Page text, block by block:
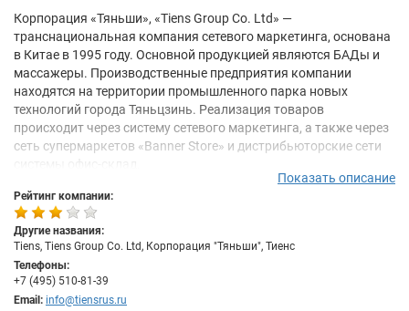
Корпорация «Тяньши», «Tiens Group Co. Ltd» —
транснациональная компания сетевого маркетинга, основана
в Китае в 1995 году. Основной продукцией являются БАДы и
массажеры. Производственные предприятия компании
находятся на территории промышленного парка новых
технологий города Тяньцзинь. Реализация товаров
происходит через систему сетевого маркетинга, а также через
сеть супермаркетов «Banner Store» и дистрибьюторские сети
Компания прошла сертификацию по требованиям к GMP в
Китае.
В России БАД «Тяньши» сертифицированы Федеральной
службой по надзору в сфере защиты прав потребителей и
благополучия человека.
В декабре 2007 года в Москве был открыт первый в России
Показать описание
Рейтинг компании:
Другие названия:
Tiens, Tiens Group Co. Ltd, Корпорация "Тяньши", Тиенс
Телефоны:
+7 (495) 510-81-39
Email: info@tiensrus.ru